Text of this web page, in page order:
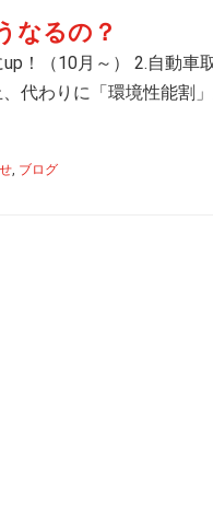
なるの？
！（10月～） 2.自動車
代わりに「環境性能割
, ブログ